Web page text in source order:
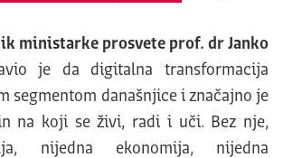
ministarke prosvete prof. dr Janko
je da digitalna transformacija
segmentom današnjice i značajno je
na koji se živi, radi i uči. Bez nje,
nijedna ekonomija, nijedna